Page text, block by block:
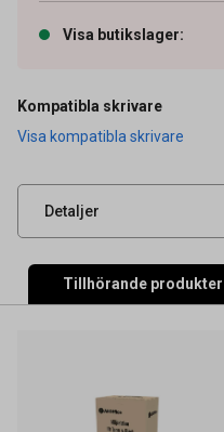
Visa butikslager:
Kompatibla skrivare
Visa kompatibla skrivare
Detaljer
OEM-nummer
Leverantörens
UNSPSC
Tillhörande produkter